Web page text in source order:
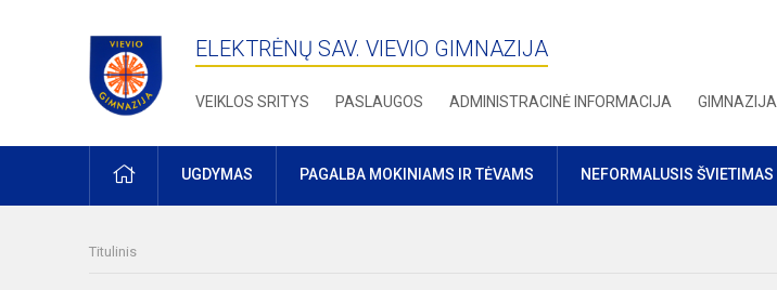
ELEKTRĖNŲ SAV. VIEVIO GIMNAZIJA
VEIKLOS SRITYS PASLAUGOS ADMINISTRACINĖ INFORMACIJA GIMNAZIJA
PRADŽIAUGDYMAS PAGALBA MOKINIAMS IR TĖVAMS NEFORMALUSIS ŠVIETIMAS
Titulinis